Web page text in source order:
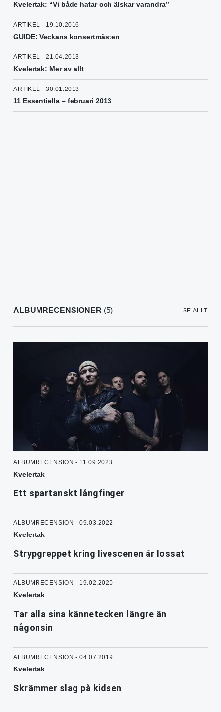
Kvelertak: “Vi både hatar och älskar varandra”
ARTIKEL - 19.10.2016
GUIDE: Veckans konsertmåsten
ARTIKEL - 21.04.2013
Kvelertak: Mer av allt
ARTIKEL - 30.01.2013
11 Essentiella – februari 2013
ALBUMRECENSIONER (5) SE ALLT
ALBUMRECENSION - 11.09.2023
Kvelertak
Ett spartanskt långfinger
ALBUMRECENSION - 09.03.2022
Kvelertak
Strypgreppet kring livescenen är lossat
ALBUMRECENSION - 19.02.2020
Kvelertak
Tar alla sina kännetecken längre än
någonsin
ALBUMRECENSION - 04.07.2019
Kvelertak
Skrämmer slag på kidsen